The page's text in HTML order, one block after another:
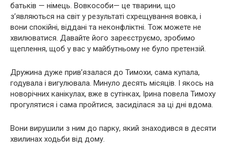
батьків — німець. Вовкособи— це тварини, що
з’являються на світ у результаті схрещування вовка, і
вони спокійні, віддані та неконфліктні. Тож можете не
хвилюватися. Давайте його зареєструємо, зробимо
щеплення, щоб у вас у майбутньому не було претензій.
Дружина дуже прив’язалася до Тимохи, сама купала,
годувала і вигулювала. Минуло десять місяців. І якось на
новорічних канікулах, вже в сутінках, Ірина повела Тимоху
прогулятися і сама пройтися, засиділася за ці дні вдома.
Вони вирушили з ним до парку, який знаходився в десяти
хвилинах ходьби від дому.